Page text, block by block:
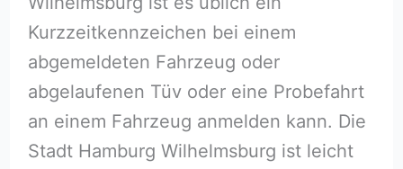
Kurzzeitkennzeichen bei einem
abgemeldeten Fahrzeug oder
abgelaufenen Tüv oder eine Probefahrt
an einem Fahrzeug anmelden kann. Die
Stadt Hamburg Wilhelmsburg ist leicht